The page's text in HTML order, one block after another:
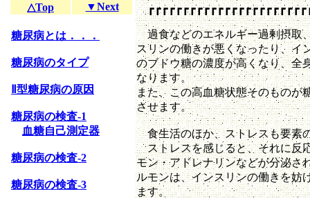
過食などのエネルギー過剰摂取
スリンの働きが悪くなったり、イ
のブドウ糖の濃度が高くなり、全
なります。
また、この高血糖状態そのものが
させます。
食生活のほか、ストレスも要素
ストレスを感じると、それに反
モン・アドレナリンなどが分泌さ
ルモンは、インスリンの働きを妨
ます。
△Top ▼Next
糖尿病とは．．．
糖尿病のタイプ
Ⅱ型糖尿病の原因
糖尿病の検査-1
血糖自己測定器
糖尿病の検査-2
糖尿病の検査-3